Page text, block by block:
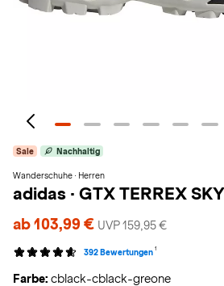
Sale Nachhaltig
Wanderschuhe · Herren
adidas · GTX TERREX
ab 103,99 € UVP 159,95 €
392 Bewertungen 1
Farbe: cblack-cblack-greone